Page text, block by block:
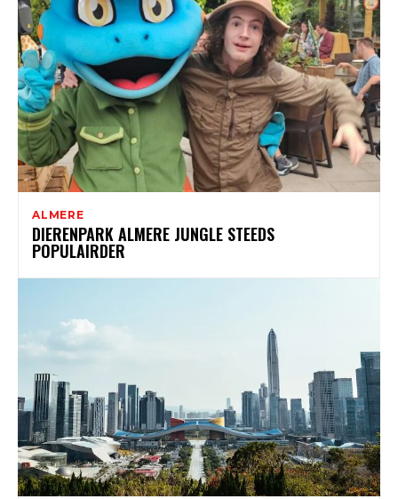
ALMERE
DIERENPARK ALMERE JUNGLE STEEDS
POPULAIRDER